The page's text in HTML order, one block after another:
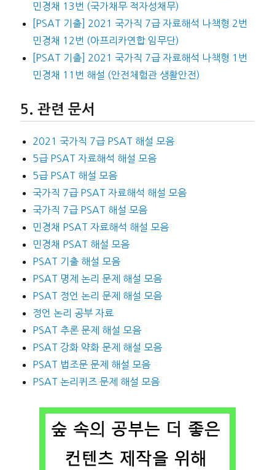
민경채 13번 (국가채무 적자성채무)
[PSAT 기출] 2021 국가직 7급 자료해석 나책형 2번
민경채 12번 (아프리카연합 임무단)
[PSAT 기출] 2021 국가직 7급 자료해석 나책형 1번
민경채 11번 해설 (안전체험관 생활안전)
관련 문서
2021 국가직 7급 PSAT 해설 모음
5급 PSAT 자료해석 해설 모음
5급 PSAT 해설 모음
국가직 7급 PSAT 자료해석 해설 모음
국가직 7급 PSAT 해설 모음
민경채 PSAT 자료해석 해설 모음
민경채 PSAT 해설 모음
PSAT 기출 해설 모음
PSAT 명제 논리 문제 해설 모음
PSAT 정언 논리 문제 해설 모음
정언 논리 공부 자료
PSAT 추론 문제 해설 모음
PSAT 강화 약화 문제 해설 모음
PSAT 법조문 문제 해설 모음
PSAT 논리퀴즈 문제 해설 모음